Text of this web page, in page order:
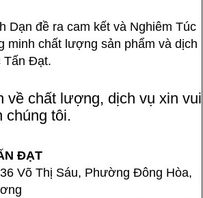
Dạn đề ra cam kết và Nghiêm Túc
minh chất lượng sản phẩm và dịch
Tấn Đạt.
chất lượng, dịch vụ xin vui
chúng tôi.
ĐẠT
Võ Thị Sáu, Phường Đông Hòa,